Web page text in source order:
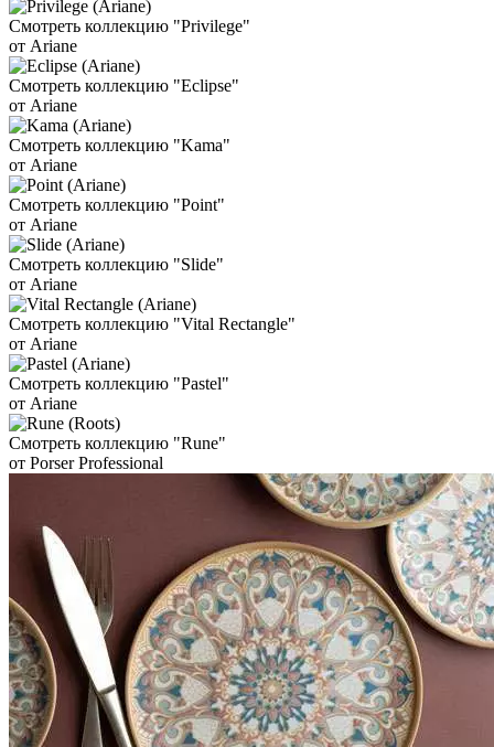
Смотреть коллекцию "Privilege"
от Ariane
Смотреть коллекцию "Eclipse"
от Ariane
Смотреть коллекцию "Kama"
от Ariane
Смотреть коллекцию "Point"
от Ariane
Смотреть коллекцию "Slide"
от Ariane
Смотреть коллекцию "Vital Rectangle"
от Ariane
Смотреть коллекцию "Pastel"
от Ariane
Смотреть коллекцию "Rune"
от Porser Professional